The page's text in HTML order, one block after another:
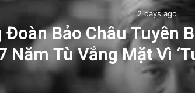
2 days ago
Đoàn Bảo Châu Tuyên
Năm Tù Vắng Mặt Vì
Nhà